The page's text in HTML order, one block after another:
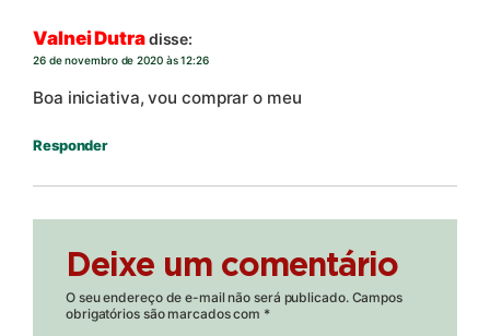
Valnei Dutradisse:
26 de novembro de 2020 às 12:26
Boa iniciativa, vou comprar o meu
Responder
Deixe um comentário
O seu endereço de e-mail não será publicado. Campos
obrigatórios são marcados com *